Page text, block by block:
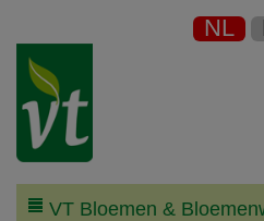
NL
VT Bloemen &